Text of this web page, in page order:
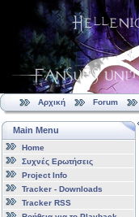
Αρχική Forum
Main Menu
Home
Συχνές Ερωτήσεις
Project Info
Tracker - Downloads
Tracker RSS